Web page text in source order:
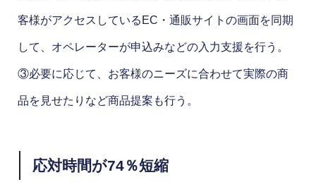
客様がアクセスしているEC・通販サイトの画面を同期
して、オペレーターが申込みなどの入力支援を行う。
③必要に応じて、お客様のニーズに合わせて実際の商
品を見せたりなど商品提案も行う。
応対時間が74％短縮